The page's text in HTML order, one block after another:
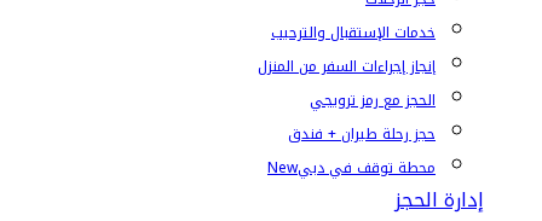
خدمات الإستقبال والترحيب
إنجاز إجراءات السفر من المنزل
الحجز مع رمز ترويجي
حجز رحلة طيران + فندق
محطة توقف في دبيNew
إدارة الحجز